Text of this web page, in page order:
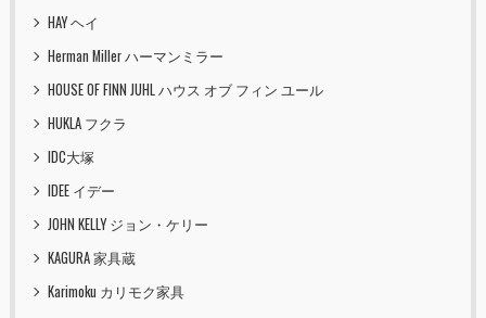
HAY ヘイ
Herman Miller ハーマンミラー
HOUSE OF FINN JUHL ハウス オブ フィン ユール
HUKLA フクラ
IDC大塚
IDEE イデー
JOHN KELLY ジョン・ケリー
KAGURA 家具蔵
Karimoku カリモク家具